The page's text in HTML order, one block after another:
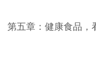
第五章：健康食品，